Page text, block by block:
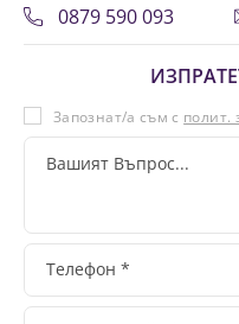
0879 590 093
Запознат/а съм с полит.